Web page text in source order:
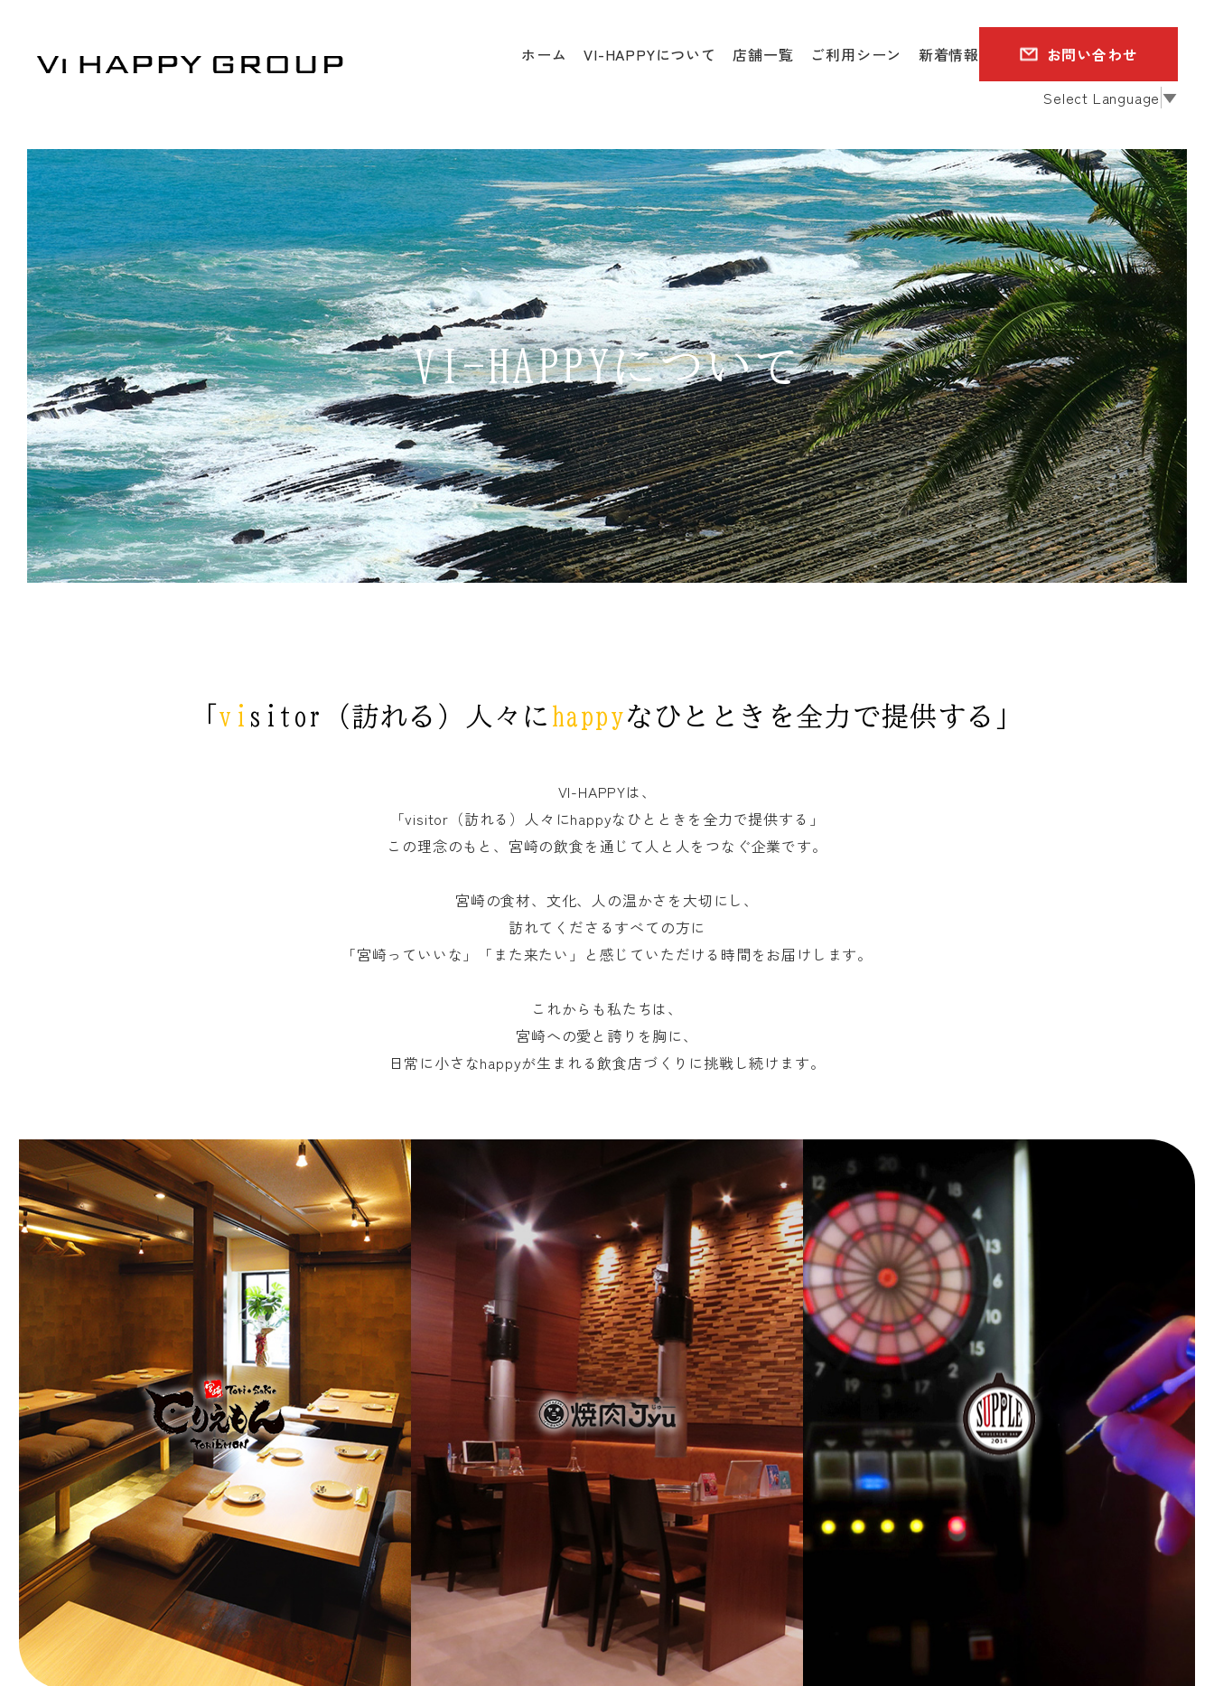
ホーム VI-HAPPYについて 店舗一覧 ご利用シーン 新着情報 お問い合わせ
Select Language ▼
VI-HAPPYについて
「 vi sitor（訪れる）人々に happyなひとときを全力で提供する」
VI-HAPPYは、
「visitor（訪れる）人々にhappyなひとときを全力で提供する」
この理念のもと、宮崎の飲食を通じて人と人をつなぐ企業です。
宮崎の食材、文化、人の温かさを大切にし、
訪れてくださるすべての方に
「宮崎っていいな」「また来たい」と感じていただける時間をお届けします。
これからも私たちは、
宮崎への愛と誇りを胸に、
日常に小さなhappyが生まれる飲食店づくりに挑戦し続けます。